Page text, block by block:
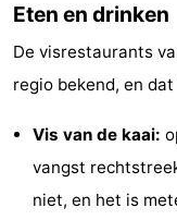
Eten en drinken
De visrestaurants
regio bekend, en
Vis van de kaai:
vangst
niet, en het is